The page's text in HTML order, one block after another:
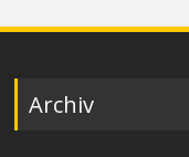
Archiv